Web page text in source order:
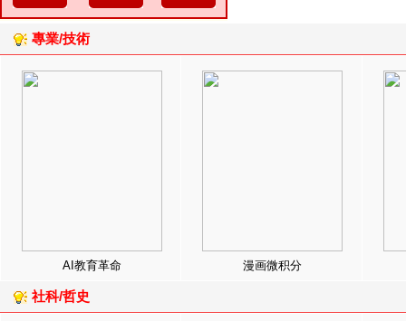
專業/技術
AI教育革命 漫画微积分
社科/哲史